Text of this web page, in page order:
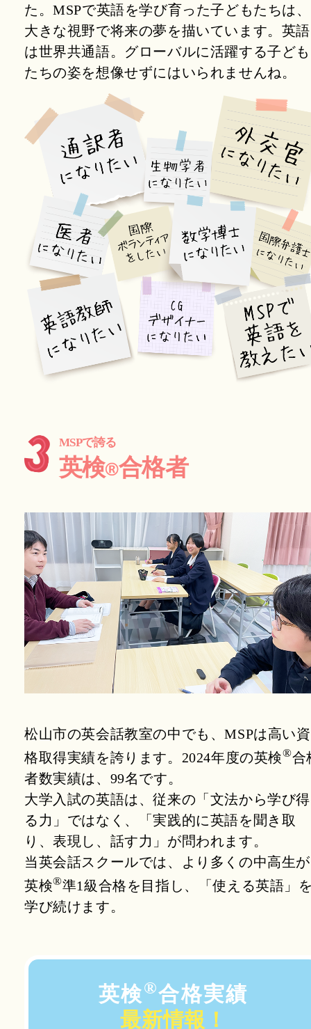
た。MSPで英語を学び育った子どもたちは、
大きな視野で将来の夢を描いています。 英語
は世界共通語。グローバルに活躍する子ども
たちの姿を想像せずにはいられませんね。
MSPで誇る
英検 合格者
松山市の英会話教室の中でも、MSPは高い資
格取得実績を誇ります。 2024年度の英検®合
者数実績は、99名です。
大学入試の英語は、従来の「文法から学び得
る力」ではなく、
「実践的に英語を聞き取
り、表現し、話す力」が問われます。
当英会話スクールでは、より多くの中高生が
英検®準1級合格を目指し、
「使える英語」
学び続けます。
英検®合格実績
最新情報！